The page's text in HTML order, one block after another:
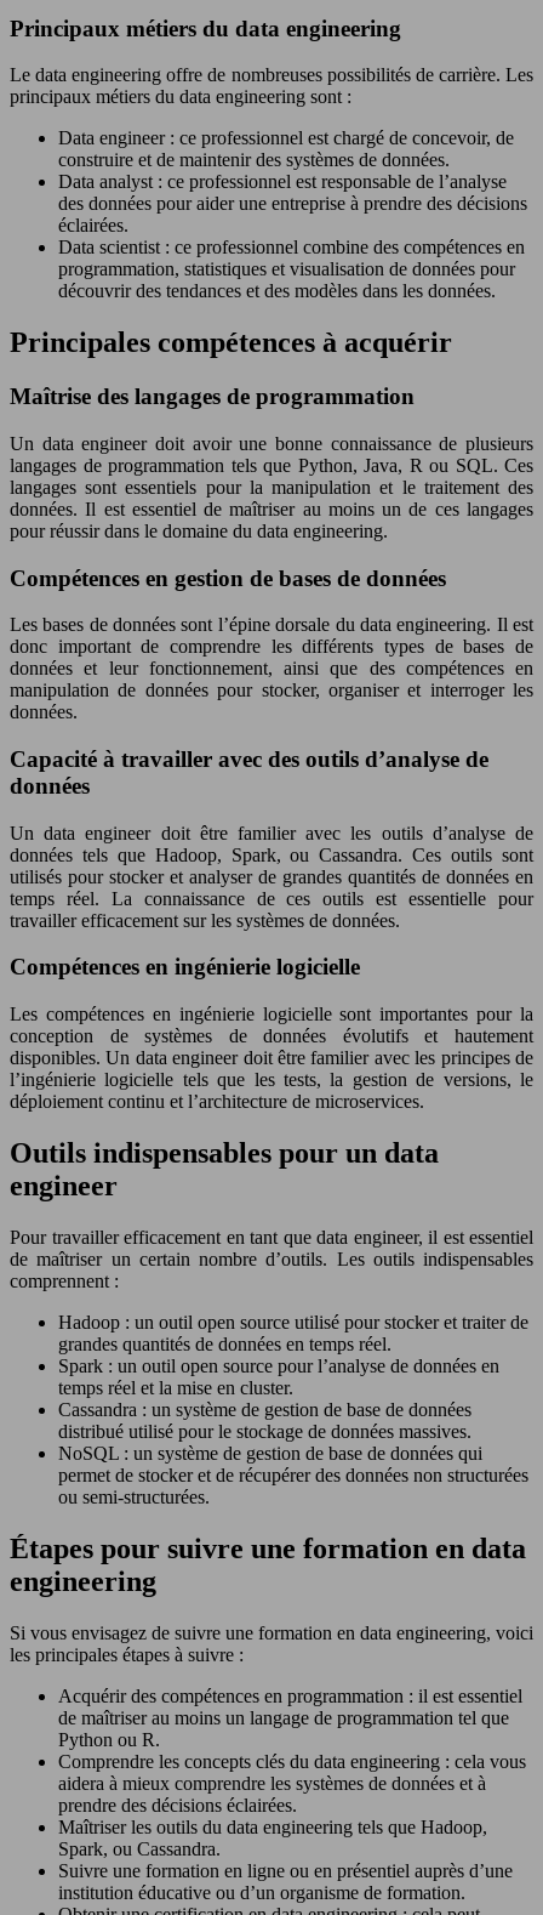
Principaux métiers du data engineering
Le data engineering offre de nombreuses possibilités de carrière. Les
principaux métiers du data engineering sont :
Data engineer : ce professionnel est chargé de concevoir, de
construire et de maintenir des systèmes de données.
Data analyst : ce professionnel est responsable de l’analyse
des données pour aider une entreprise à prendre des décisions
éclairées.
Data scientist : ce professionnel combine des compétences en
programmation, statistiques et visualisation de données pour
découvrir des tendances et des modèles dans les données.
Principales compétences à acquérir
Maîtrise des langages de programmation
Un data engineer doit avoir une bonne connaissance de plusieurs
langages de programmation tels que Python, Java, R ou SQL. Ces
langages sont essentiels pour la manipulation et le traitement des
données. Il est essentiel de maîtriser au moins un de ces langages
pour réussir dans le domaine du data engineering.
Compétences en gestion de bases de données
Les bases de données sont l’épine dorsale du data engineering. Il est
donc important de comprendre les différents types de bases de
données et leur fonctionnement, ainsi que des compétences en
manipulation de données pour stocker, organiser et interroger les
données.
Capacité à travailler avec des outils d’analyse de
données
Un data engineer doit être familier avec les outils d’analyse de
données tels que Hadoop, Spark, ou Cassandra. Ces outils sont
utilisés pour stocker et analyser de grandes quantités de données en
temps réel. La connaissance de ces outils est essentielle pour
travailler efficacement sur les systèmes de données.
Compétences en ingénierie logicielle
Les compétences en ingénierie logicielle sont importantes pour la
conception de systèmes de données évolutifs et hautement
disponibles. Un data engineer doit être familier avec les principes de
l’ingénierie logicielle tels que les tests, la gestion de versions, le
déploiement continu et l’architecture de microservices.
Outils indispensables pour un data
engineer
Pour travailler efficacement en tant que data engineer, il est essentiel
de maîtriser un certain nombre d’outils. Les outils indispensables
comprennent :
Hadoop : un outil open source utilisé pour stocker et traiter de
grandes quantités de données en temps réel.
Spark : un outil open source pour l’analyse de données en
temps réel et la mise en cluster.
Cassandra : un système de gestion de base de données
distribué utilisé pour le stockage de données massives.
NoSQL : un système de gestion de base de données qui
permet de stocker et de récupérer des données non structurées
ou semi-structurées.
Étapes pour suivre une formation en data
engineering
Si vous envisagez de suivre une formation en data engineering, voici
les principales étapes à suivre :
Acquérir des compétences en programmation : il est essentiel
de maîtriser au moins un langage de programmation tel que
Python ou R.
Comprendre les concepts clés du data engineering : cela vous
aidera à mieux comprendre les systèmes de données et à
prendre des décisions éclairées.
Maîtriser les outils du data engineering tels que Hadoop,
Spark, ou Cassandra.
Suivre une formation en ligne ou en présentiel auprès d’une
institution éducative ou d’un organisme de formation.